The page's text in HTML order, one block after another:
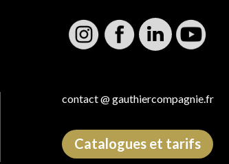
contact @ gauthiercompagnie.fr
Catalogues et tarifs